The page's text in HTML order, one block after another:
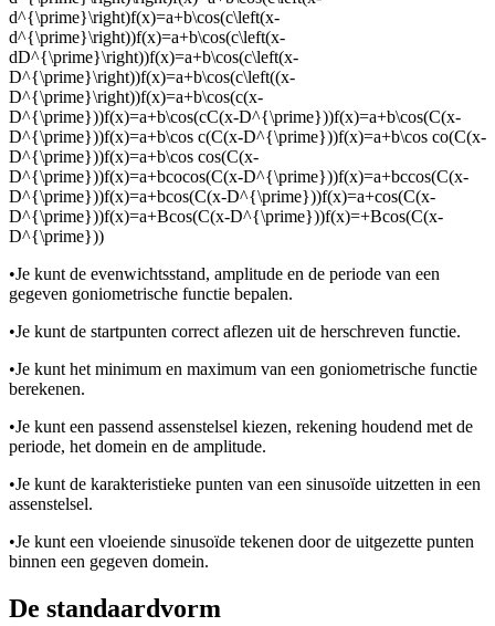
d^{\prime}\right)f(x)=a+b\cos(c\left(x-
d^{\prime}\right))f(x)=a+b\cos(c\left(x-
dD^{\prime}\right))f(x)=a+b\cos(c\left(x-
D^{\prime}\right))f(x)=a+b\cos(c\left((x-
D^{\prime}\right))f(x)=a+b\cos(c(x-
D^{\prime}))f(x)=a+b\cos(cC(x-D^{\prime}))f(x)=a+b\cos(C(x-
D^{\prime}))f(x)=a+b\cos c(C(x-D^{\prime}))f(x)=a+b\cos co(C(x-
D^{\prime}))f(x)=a+b\cos cos(C(x-
D^{\prime}))f(x)=a+bcocos(C(x-D^{\prime}))f(x)=a+bccos(C(x-
D^{\prime}))f(x)=a+bcos(C(x-D^{\prime}))f(x)=a+cos(C(x-
D^{\prime}))f(x)=a+Bcos(C(x-D^{\prime}))f(x)=+Bcos(C(x-
D^{\prime}))
•Je kunt de evenwichtsstand, amplitude en de periode van een
gegeven goniometrische functie bepalen.
•Je kunt de startpunten correct aflezen uit de herschreven functie.
•Je kunt het minimum en maximum van een goniometrische functie
berekenen.
•Je kunt een passend assenstelsel kiezen, rekening houdend met de
periode, het domein en de amplitude.
•Je kunt de karakteristieke punten van een sinusoïde uitzetten in een
assenstelsel.
•Je kunt een vloeiende sinusoïde tekenen door de uitgezette punten
binnen een gegeven domein.
De standaardvorm